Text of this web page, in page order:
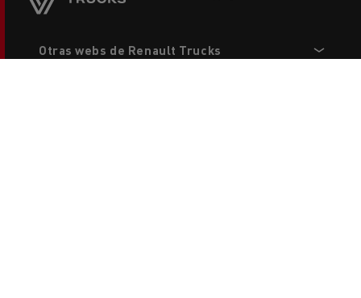
menuOtras webs de Renault Trucks